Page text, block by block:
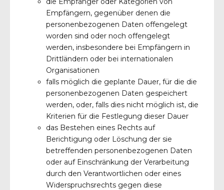
Empfängern, gegenüber denen die
personenbezogenen Daten offengelegt
worden sind oder noch offengelegt
werden, insbesondere bei Empfängern in
Drittländern oder bei internationalen
Organisationen
falls möglich die geplante Dauer, für die die
personenbezogenen Daten gespeichert
werden, oder, falls dies nicht möglich ist, die
Kriterien für die Festlegung dieser Dauer
das Bestehen eines Rechts auf
Berichtigung oder Löschung der sie
betreffenden personenbezogenen Daten
oder auf Einschränkung der Verarbeitung
durch den Verantwortlichen oder eines
Widerspruchsrechts gegen diese